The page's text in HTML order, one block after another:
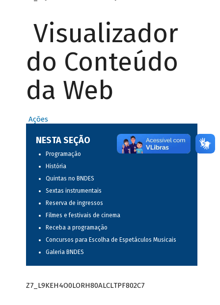
Visualizador
do Conteúdo
da Web
Ações
NESTA SEÇÃO
Programação
História
Quintas no BNDES
Sextas instrumentais
Reserva de ingressos
Filmes e festivais de cinema
Receba a programação
Concursos para Escolha de Espetáculos Musicais
Galeria BNDES
Z7_L9KEH4O0LORH80ALCLTPF802C7